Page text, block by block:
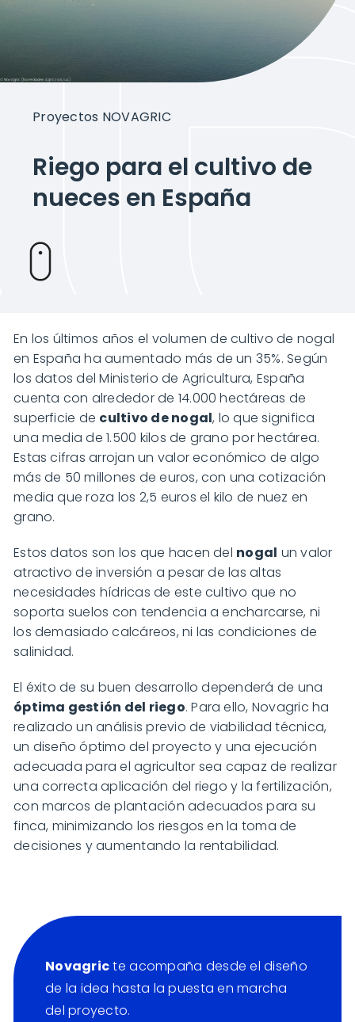
Proyectos
Presupuesto a tu medida
Proyectos NOVAGRIC
Riego para el cultivo de
nueces en España
En los últimos años el volumen de cultivo de nogal
en España ha aumentado más de un 35%. Según
los datos del Ministerio de Agricultura, España
cuenta con alrededor de 14.000 hectáreas de
superficie de cultivo de nogal, lo que significa
una media de 1.500 kilos de grano por hectárea.
Estas cifras arrojan un valor económico de algo
más de 50 millones de euros, con una cotización
media que roza los 2,5 euros el kilo de nuez en
grano.
Estos datos son los que hacen del nogal un valor
atractivo de inversión a pesar de las altas
necesidades hídricas de este cultivo que no
soporta suelos con tendencia a encharcarse, ni
los demasiado calcáreos, ni las condiciones de
salinidad.
El éxito de su buen desarrollo dependerá de una
óptima gestión del riego. Para ello, Novagric ha
realizado un análisis previo de viabilidad técnica,
un diseño óptimo del proyecto y una ejecución
adecuada para el agricultor sea capaz de realizar
una correcta aplicación del riego y la fertilización,
con marcos de plantación adecuados para su
finca, minimizando los riesgos en la toma de
decisiones y aumentando la rentabilidad.
Novagricte acompaña desde el diseño
de la idea hasta la puesta en marcha
del proyecto.